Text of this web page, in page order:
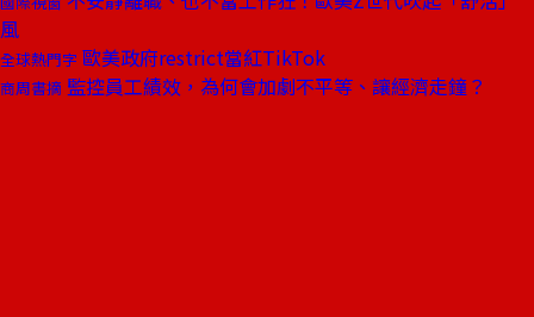
風
全球熱門字 歐美政府restrict當紅TikTok
商周書摘 監控員工績效，為何會加劇不平等、讓經濟走鐘？